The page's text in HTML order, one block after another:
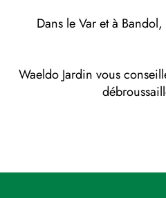
Dans le Var et à
Waeldo Jardin vous